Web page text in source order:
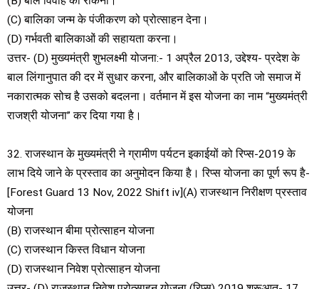
(C) बालिका जन्म के पंजीकरण को प्रोत्साहन देना।
(D) गर्भवती बालिकाओं की सहायता करना।
उत्तर- (D) मुख्यमंत्री शुभलक्ष्मी योजना:- 1 अप्रैल 2013, उद्देश्य- प्रदेश के
बाल लिंगानुपात की दर में सुधार करना, और बालिकाओं के प्रति जो समाज में
नकारात्मक सोच है उसको बदलना। वर्तमान में इस योजना का नाम “मुख्यमंत्री
राजश्री योजना” कर दिया गया है।
32. राजस्थान के मुख्यमंत्री ने ग्रामीण पर्यटन इकाईयों को रिप्स-2019 के
लाभ दिये जाने के प्रस्ताव का अनुमोदन किया है। रिप्स योजना का पूर्ण रूप है-
[Forest Guard 13 Nov, 2022 Shift iv](A) राजस्थान निरीक्षण प्रस्ताव
योजना
(B) राजस्थान बीमा प्रोत्साहन योजना
(C) राजस्थान किस्त विधान योजना
(D) राजस्थान निवेश प्रोत्साहन योजना